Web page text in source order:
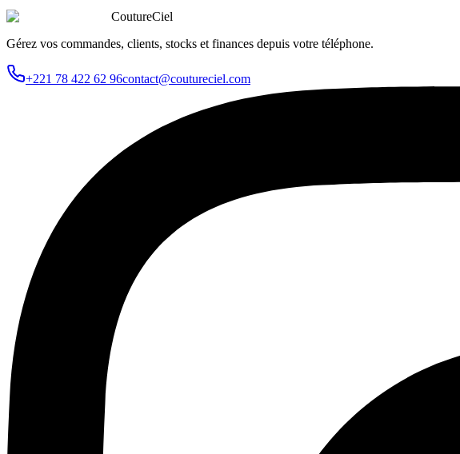
CoutureCiel
Gérez vos commandes, clients, stocks et finances depuis votre téléphone.
+221 78 422 62 96contact@coutureciel.com